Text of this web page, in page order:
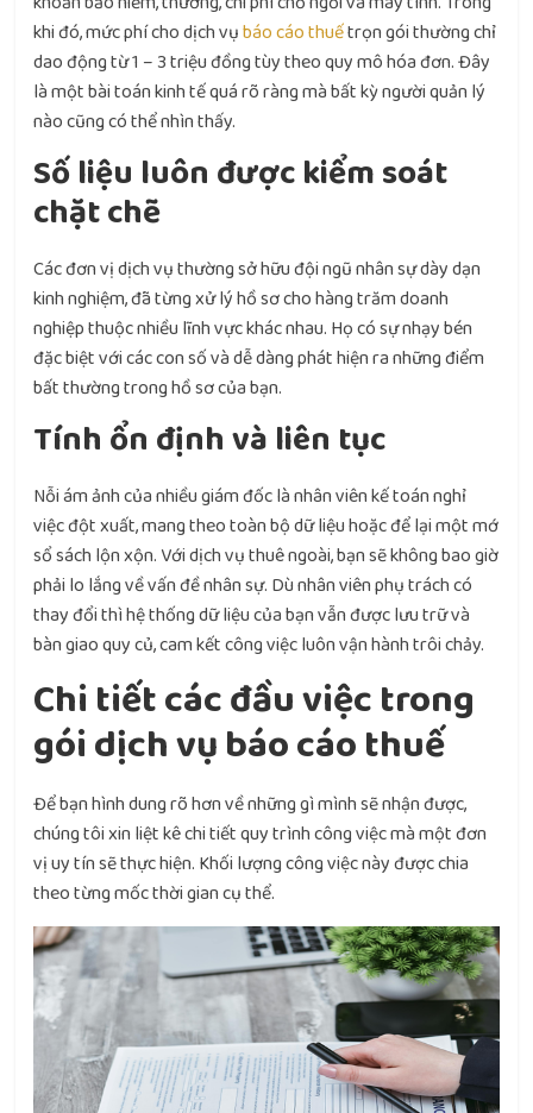
khi đó, mức phí cho dịch vụbáo cáo thuếtrọn gói thường chỉ
dao động từ 1 – 3 triệu đồng tùy theo quy mô hóa đơn. Đây
là một bài toán kinh tế quá rõ ràng mà bất kỳ người quản lý
nào cũng có thể nhìn thấy.
Số liệu luôn được kiểm soát
chặt chẽ
Các đơn vị dịch vụ thường sở hữu đội ngũ nhân sự dày dạn
kinh nghiệm, đã từng xử lý hồ sơ cho hàng trăm doanh
nghiệp thuộc nhiều lĩnh vực khác nhau. Họ có sự nhạy bén
đặc biệt với các con số và dễ dàng phát hiện ra những điểm
bất thường trong hồ sơ của bạn.
Tính ổn định và liên tục
Nỗi ám ảnh của nhiều giám đốc là nhân viên kế toán nghỉ
việc đột xuất, mang theo toàn bộ dữ liệu hoặc để lại một mớ
sổ sách lộn xộn. Với dịch vụ thuê ngoài, bạn sẽ không bao giờ
phải lo lắng về vấn đề nhân sự. Dù nhân viên phụ trách có
thay đổi thì hệ thống dữ liệu của bạn vẫn được lưu trữ và
bàn giao quy củ, cam kết công việc luôn vận hành trôi chảy.
Chi tiết các đầu việc trong
gói dịch vụ báo cáo thuế
Để bạn hình dung rõ hơn về những gì mình sẽ nhận được,
chúng tôi xin liệt kê chi tiết quy trình công việc mà một đơn
vị uy tín sẽ thực hiện. Khối lượng công việc này được chia
theo từng mốc thời gian cụ thể.